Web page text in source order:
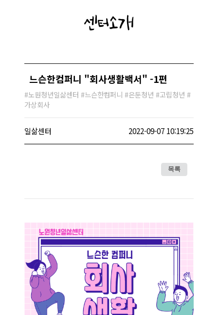
센터소개
느슨한컴퍼니 "회사생활백서" -1편
#노원청년일삶센터 #느슨한컴퍼니 #은둔청년 #고립청년 #
가상회사 ​
일삶센터 2022-09-07 10:19:25
목록